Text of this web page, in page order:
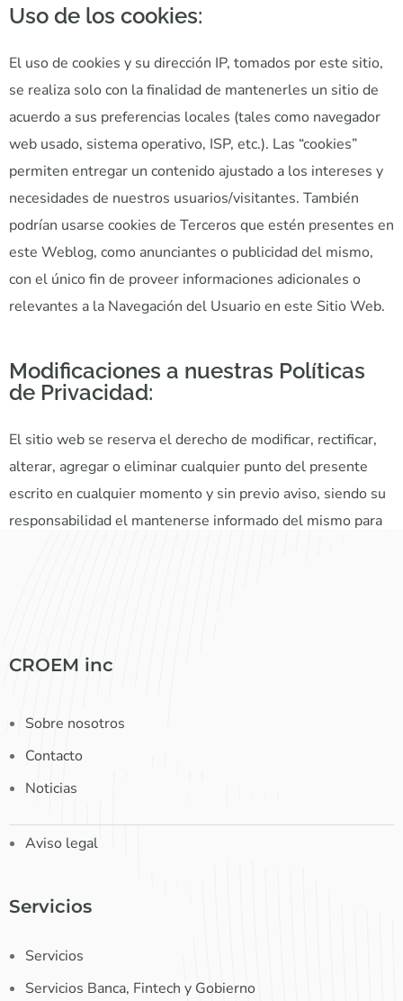
Uso de los cookies:
El uso de cookies y su dirección IP, tomados por este sitio,
se realiza solo con la finalidad de mantenerles un sitio de
acuerdo a sus preferencias locales (tales como navegador
web usado, sistema operativo, ISP, etc.). Las “cookies”
permiten entregar un contenido ajustado a los intereses y
necesidades de nuestros usuarios/visitantes. También
podrían usarse cookies de Terceros que estén presentes en
este Weblog, como anunciantes o publicidad del mismo,
con el único fin de proveer informaciones adicionales o
relevantes a la Navegación del Usuario en este Sitio Web.
Modificaciones a nuestras Políticas
de Privacidad:
El sitio web se reserva el derecho de modificar, rectificar,
alterar, agregar o eliminar cualquier punto del presente
escrito en cualquier momento y sin previo aviso, siendo su
responsabilidad el mantenerse informado del mismo para
CROEM inc
Sobre nosotros
Contacto
Noticias
Aviso legal
Servicios
Servicios
Servicios Banca, Fintech y Gobierno